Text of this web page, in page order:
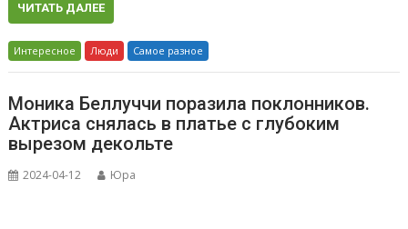
ЧИТАТЬ ДАЛЕЕ
Интересное Люди Самое разное
Моника Беллуччи поразила поклонников.
Актриса снялась в платье с глубоким
вырезом декольте
2024-04-12 Юра